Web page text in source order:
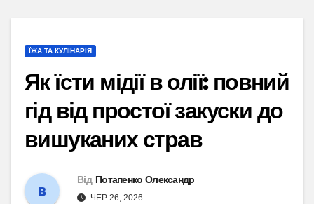
ЇЖА ТА КУЛІНАРІЯ
Як їсти мідії в олії: повний
гід від простої закуски до
вишуканих страв
Від Потапенко Олександр
ЧЕР 26, 2026